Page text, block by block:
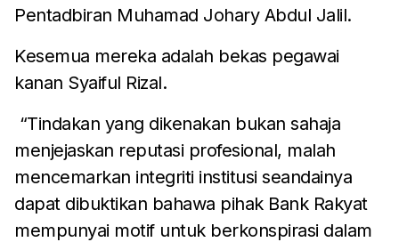
Pentadbiran Muhamad Johary Abdul Jalil.
Kesemua mereka adalah bekas pegawai
kanan Syaiful Rizal.
“Tindakan yang dikenakan bukan sahaja
menjejaskan reputasi profesional, malah
mencemarkan integriti institusi seandainya
dapat dibuktikan bahawa pihak Bank Rakyat
mempunyai motif untuk berkonspirasi dalam